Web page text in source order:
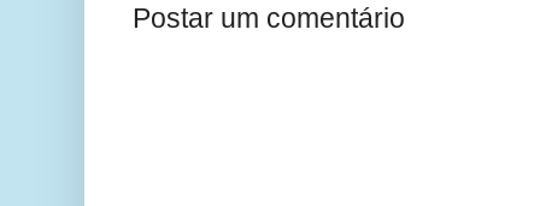
Postar um comentário